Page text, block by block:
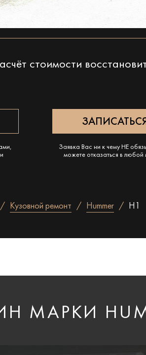
стоимости
Заявка Вас ни к чему НЕ
можете отказаться в любой
Кузовной ремонт Hummer H1
МАРКИ